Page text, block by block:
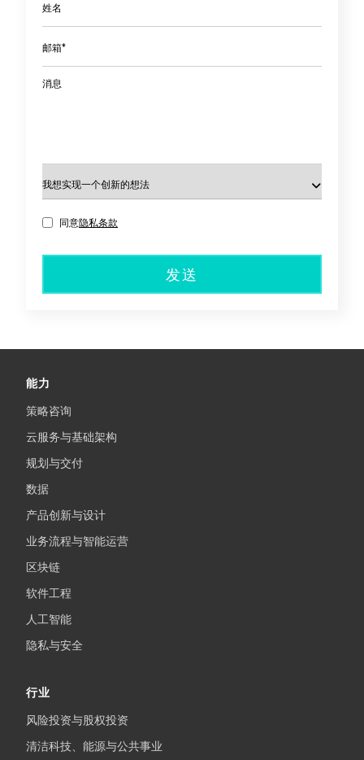
姓名
邮箱*
消息
同意隐私条款
发送
能力
策略咨询
云服务与基础架构
规划与交付
数据
产品创新与设计
业务流程与智能运营
区块链
软件工程
人工智能
隐私与安全
行业
风险投资与股权投资
清洁科技、能源与公共事业